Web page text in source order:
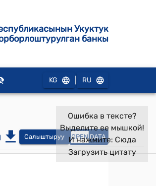
Укуктук
банкы
KG RU
Салыштыруу OPEN DATA
Ошибка в тексте?
Выделите ее мышкой!
И нажмите: Сюда
Загрузить цитату